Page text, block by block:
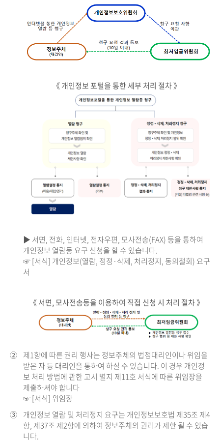
《 개인정보 포털을 통한 세부 처리 절차 》
▶ 서면, 전화, 인터넷, 전자우편, 모사전송(FAX) 등을 통하여
개인정보 열람등 요구 신청을 할 수 있습니다.
☞ [서식] 개인정보(열람, 정정·삭제, 처리정지, 동의철회) 요구
서
《 서면, 모사전송등을 이용하여 직접 신청 시 처리 절차 》
② 제1항에 따른 권리 행사는 정보주체의 법정대리인이나 위임을
받은 자 등 대리인을 통하여 하실 수 있습니다. 이 경우 개인정
보 처리 방법에 관한 고시 별지 제11호 서식에 따른 위임장을
제출하셔야 합니다
☞ [서식] 위임장
③ 개인정보 열람 및 처리정지 요구는 개인정보보호법 제35조 제4
항, 제37조 제2항에 의하여 정보주체의 권리가 제한 될 수 있습
니다.